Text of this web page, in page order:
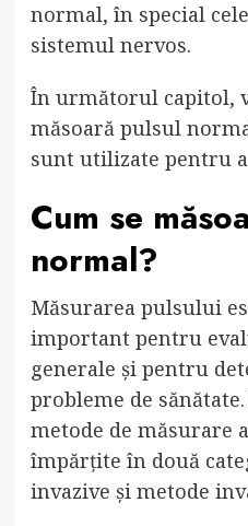
normal, în special
sistemul nervos.
În următorul capitol,
măsoară pulsul
sunt utilizate pentru
Cum se
normal?
Măsurarea pulsului
important pentru
generale și pentru
probleme de
metode de măsurare
împărțite în două
invazive și metode